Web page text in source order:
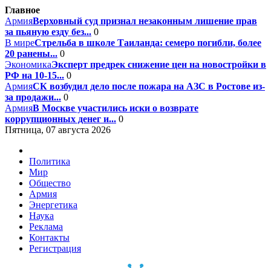
Главное
АрмияВерховный суд признал незаконным лишение прав
за пьяную езду без... 0
В миреСтрельба в школе Таиланда: семеро погибли, более
20 ранены... 0
ЭкономикаЭксперт предрек снижение цен на новостройки в
РФ на 10-15... 0
АрмияСК возбудил дело после пожара на АЗС в Ростове из-
за продажи... 0
АрмияВ Москве участились иски о возврате
коррупционных денег и... 0
Пятница, 07 августа 2026
Политика
Мир
Общество
Армия
Энергетика
Наука
Реклама
Контакты
Регистрация